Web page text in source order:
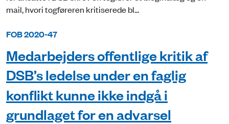
mail, hvori togføreren kritiserede bl...
FOB 2020-47
Medarbejders offentlige kritik af
DSB’s ledelse under en faglig
konflikt kunne ikke indgå i
grundlaget for en advarsel